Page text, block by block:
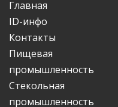
Главная
ID-инфо
Контакты
Пищевая
промышленность
Стекольная
промышленность